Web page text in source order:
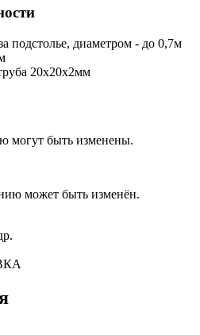
подстолье, диаметром - до 0,7м
20х20х2мм
могут быть изменены.
может быть изменён.